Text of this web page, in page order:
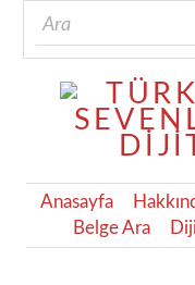
Anasayfa
Belge Ara